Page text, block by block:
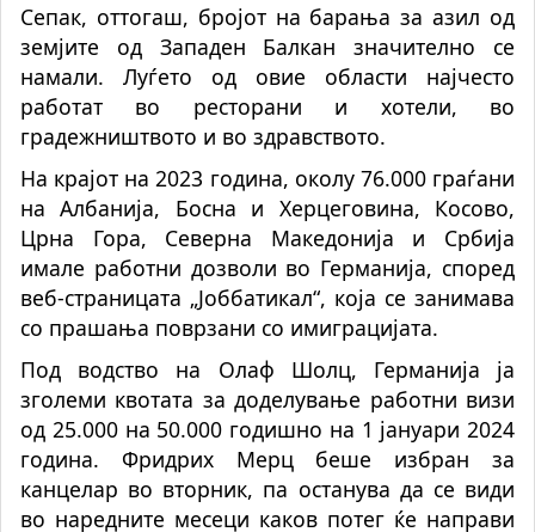
Сепак, оттогаш, бројот на барања за азил од
земјите од Западен Балкан значително се
намали. Луѓето од овие области најчесто
работат во ресторани и хотели, во
градежништвото и во здравството.
На крајот на 2023 година, околу 76.000 граѓани
на Албанија, Босна и Херцеговина, Косово,
Црна Гора, Северна Македонија и Србија
имале работни дозволи во Германија, според
веб-страницата „Јоббатикал“, која се занимава
со прашања поврзани со имиграцијата.
Под водство на Олаф Шолц, Германија ја
зголеми квотата за доделување работни визи
од 25.000 на 50.000 годишно на 1 јануари 2024
година. Фридрих Мерц беше избран за
канцелар во вторник, па останува да се види
во наредните месеци каков потег ќе направи